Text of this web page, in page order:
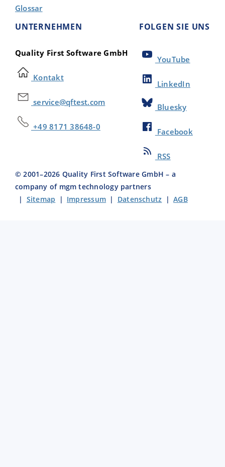
Glossar
UNTERNEHMEN
Quality First Software GmbH
Kontakt
service@qftest.com
+49 8171 38648-0
FOLGEN SIE UNS
YouTube
LinkedIn
Bluesky
Facebook
RSS
© 2001–2026 Quality First Software GmbH – a
company of mgm technology partners
| Sitemap | Impressum | Datenschutz |AGB